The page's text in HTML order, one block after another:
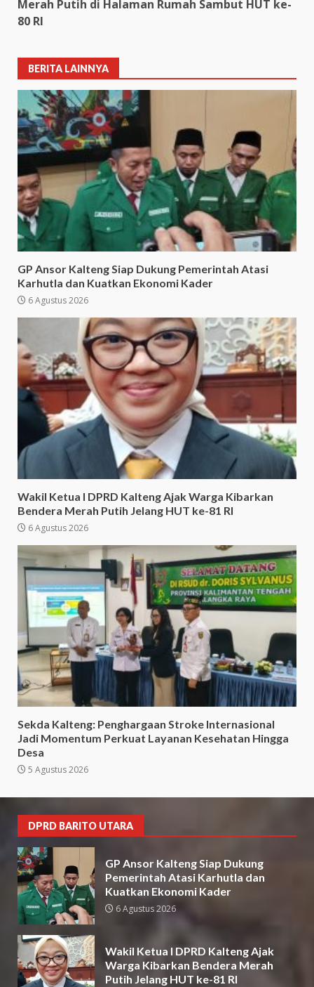
Merah Putih di Halaman Rumah Sambut HUT ke-
80 RI
BERITA LAINNYA
GP Ansor Kalteng Siap Dukung Pemerintah Atasi
Karhutla dan Kuatkan Ekonomi Kader
6 Agustus 2026
Wakil Ketua I DPRD Kalteng Ajak Warga Kibarkan
Bendera Merah Putih Jelang HUT ke-81 RI
6 Agustus 2026
Sekda Kalteng: Penghargaan Stroke Internasional
Jadi Momentum Perkuat Layanan Kesehatan Hingga
Desa
5 Agustus 2026
DPRD BARITO UTARA
GP Ansor Kalteng Siap Dukung
Pemerintah Atasi Karhutla dan
Kuatkan Ekonomi Kader
6 Agustus 2026
Wakil Ketua I DPRD Kalteng Ajak
Warga Kibarkan Bendera Merah
Putih Jelang HUT ke-81 RI